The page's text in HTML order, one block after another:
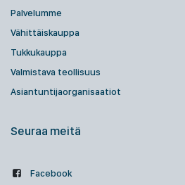
Palvelumme
Vähittäiskauppa
Tukkukauppa
Valmistava teollisuus
Asiantuntijaorganisaatiot
Seuraa meitä
Facebook